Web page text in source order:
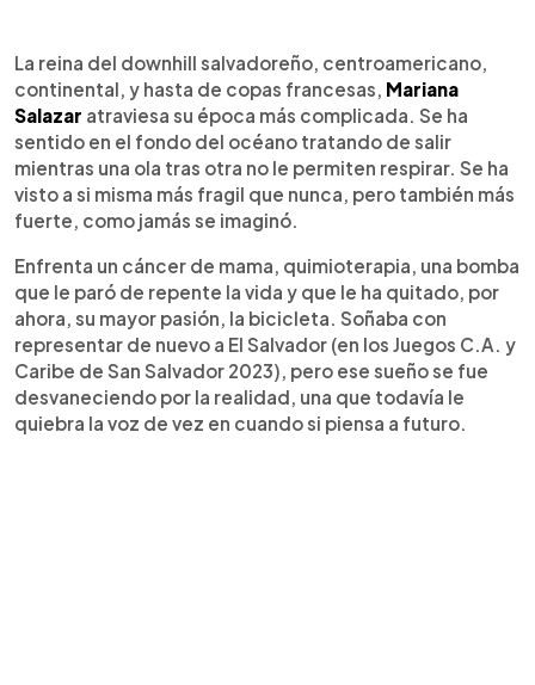
Escuchar artículo
La reina del downhill salvadoreño, centroamericano,
continental, y hasta de copas francesas, Mariana
Salazar atraviesa su época más complicada. Se ha
sentido en el fondo del océano tratando de salir
mientras una ola tras otra no le permiten respirar. Se ha
visto a si misma más fragil que nunca, pero también más
fuerte, como jamás se imaginó.
Enfrenta un cáncer de mama, quimioterapia, una bomba
que le paró de repente la vida y que le ha quitado, por
ahora, su mayor pasión, la bicicleta. Soñaba con
representar de nuevo a El Salvador (en los Juegos C.A. y
Caribe de San Salvador 2023), pero ese sueño se fue
desvaneciendo por la realidad, una que todavía le
quiebra la voz de vez en cuando si piensa a futuro.